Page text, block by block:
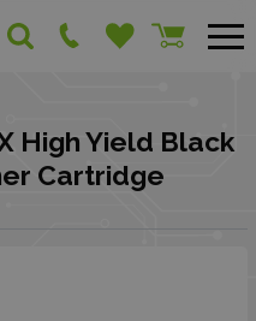
High Yield Black
Cartridge